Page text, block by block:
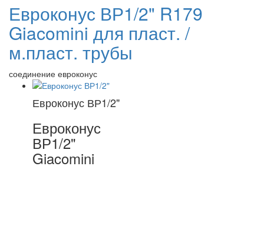
Евроконус ВР1/2" R179
Giacomini для пласт. /
м.пласт. трубы
соединение евроконус
Евроконус ВР1/2"
Евроконус
ВР1/2"
Giacomini